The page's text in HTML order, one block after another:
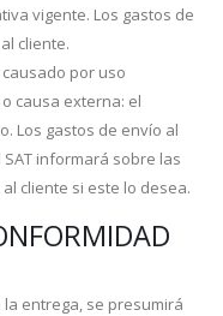
vigente. Los gastos de
cliente.
por uso
causa externa: el
Los gastos de envío al
SAT informará sobre las
cliente si este lo desea.
entrega, se presumirá